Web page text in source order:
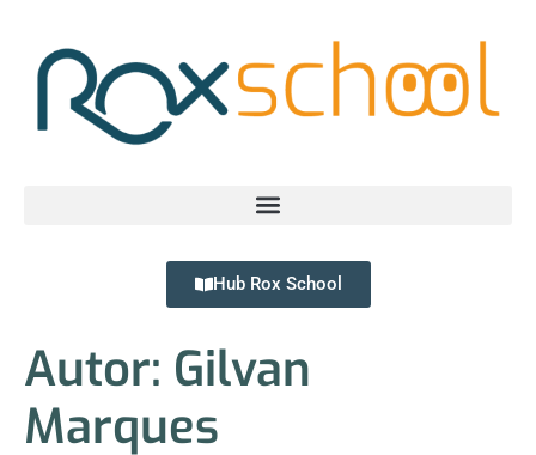
Hub Rox School
Autor: Gilvan
Marques